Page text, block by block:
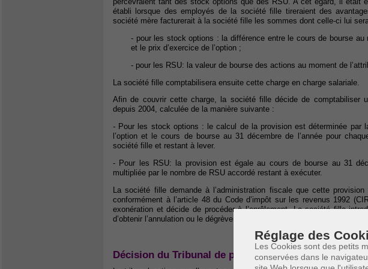
Réglage des
Les Cookies sont des petits
conservées dans le
établi lorsque des employés de la société fille tireraient des
société mère facturerait à la société fille les sommes dont celle-ci lui
- pour les stock options : la différence entre le cours de bourse
et le prix d’exercice de l’option ;
- pour les RSU: la valeur de bourse des actions au moment de
La société fille comptabilisera ensuite cette charge en charge salariale.
Afin de couvrir cette charge, la société fille décide de comptabiliser
depuis 2004, calculée de la manière suivante :
- Pour les stock options : le calcul de la provision est déterminée par
l’option et le cours de bourse au 31 décembre de l’année pour
société fille et restant à lever.
- Pour les RSU: la provision est égale au cours de bourse au 31
multipliée par le nombre de RSU accordé restant à exécuter.
La société fille demande à l’administration fiscale que cette
conformément à l’article 48 du Code d’impôt sur les revenus 1992
exonération et décide de procéder à l’enrôlement. La société fille
d’obtenir l’annulation ou le dégrèvement des cotisations enrôlées.
Décision du Tribunal de première instance de